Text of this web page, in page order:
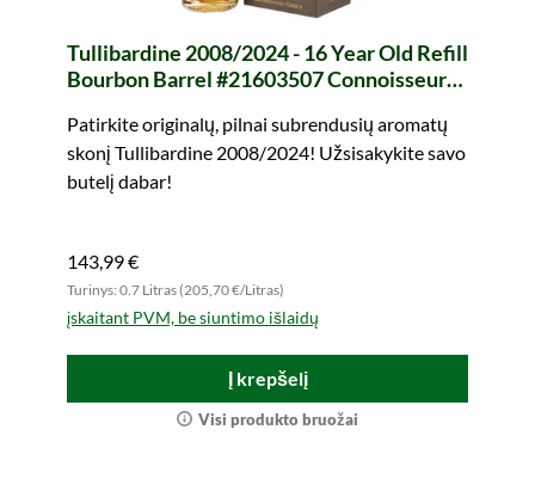
Tullibardine 2008/2024 - 16 Year Old Refill
Bourbon Barrel #21603507 Connoisseurs
Patirkite originalų, pilnai subrendusių aromatų
skonį Tullibardine 2008/2024! Užsisakykite savo
butelį dabar!
143,99 €
Turinys: 0.7 Litras (205,70 €/Litras)
įskaitant PVM, be siuntimo išlaidų
Į krepšelį
Visi produkto bruožai